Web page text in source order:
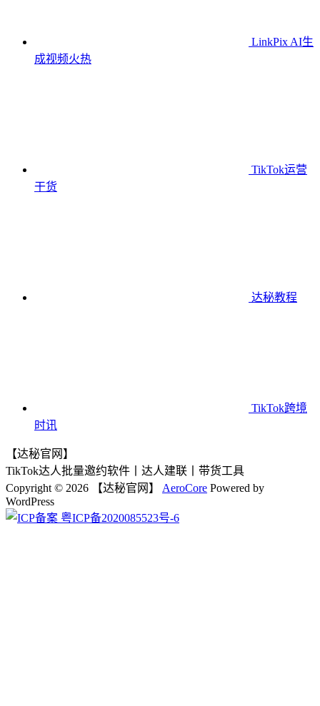
LinkPix AI生
成视频火热
TikTok运营
干货
达秘教程
TikTok跨境
时讯
【达秘官网】
TikTok达人批量邀约软件丨达人建联丨带货工具
Copyright © 2026 【达秘官网】 AeroCore Powered by
WordPress
粤ICP备2020085523号-6